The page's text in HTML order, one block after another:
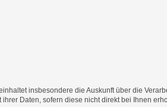
insbesondere die Auskunft über die
Daten, sofern diese nicht direkt bei Ihnen